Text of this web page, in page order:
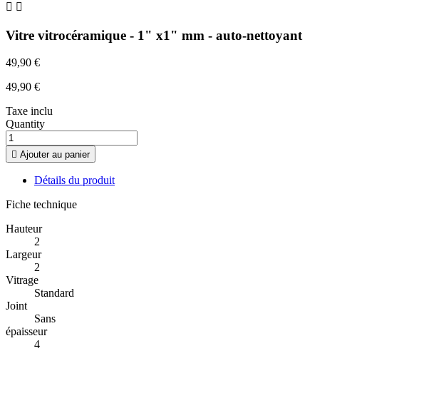
 
Vitre vitrocéramique - 1" x1" mm - auto-nettoyant
49,90 €
49,90 €
Taxe inclu
Quantity
 Ajouter au panier
Détails du produit
Fiche technique
Hauteur
2
Largeur
2
Vitrage
Standard
Joint
Sans
épaisseur
4